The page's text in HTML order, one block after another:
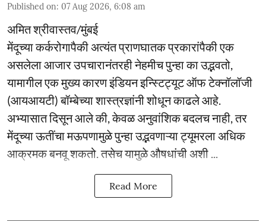
Published on: 07 Aug 2026, 6:08 am
अमित श्रीवास्तव/मुंबई
मेंदूच्या कर्करोगापैकी अत्यंत प्राणघातक प्रकारांपैकी एक
असलेला आजार उपचारानंतरही नेहमीच पुन्हा का उद्भवतो,
यामागील एक मुख्य कारण इंडियन इन्स्टिट्यूट ऑफ टेक्नॉलॉजी
(आयआयटी) बॉम्बेच्या शास्त्रज्ञांनी शोधून काढले आहे.
अभ्यासात दिसून आले की, केवळ अनुवांशिक बदलच नाही, तर
मेंदूच्या ऊतींचा मऊपणामुळे पुन्हा उद्भवणाऱ्या ट्यूमरला अधिक
आक्रमक बनवू शकतो. तसेच यामुळे औषधांची अशी ...
Read More